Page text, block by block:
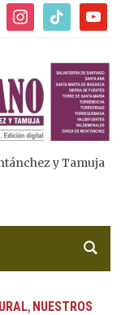
instagram
tiktok
y Tamuja
, NUESTROS